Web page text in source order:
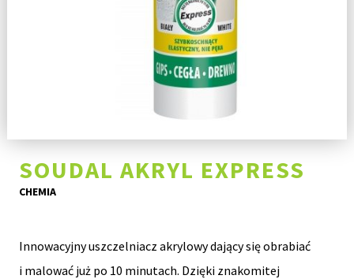
SOUDAL AKRYL EXPRESS
CHEMIA
Innowacyjny uszczelniacz akrylowy dający się obrabiać
i malować już po 10 minutach. Dzięki znakomitej